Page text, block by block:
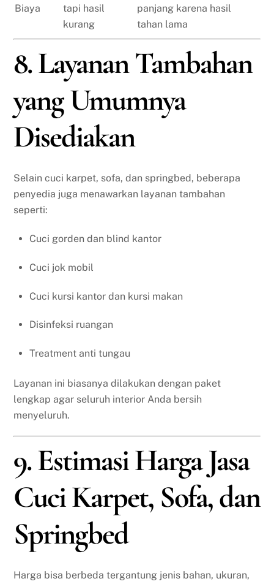
Biaya
tapi hasil
kurang
panjang karena hasil
tahan lama
8. Layanan Tambahan
yang Umumnya
Disediakan
Selain cuci karpet, sofa, dan springbed, beberapa
penyedia juga menawarkan layanan tambahan
seperti:
Cuci gorden dan blind kantor
Cuci jok mobil
Cuci kursi kantor dan kursi makan
Disinfeksi ruangan
Treatment anti tungau
Layanan ini biasanya dilakukan dengan paket
lengkap agar seluruh interior Anda bersih
menyeluruh.
9. Estimasi Harga Jasa
Cuci Karpet, Sofa, dan
Springbed
Harga bisa berbeda tergantung jenis bahan, ukuran,